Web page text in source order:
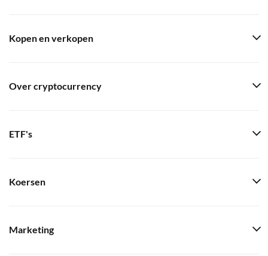
Kopen en verkopen
Over cryptocurrency
ETF's
Koersen
Marketing